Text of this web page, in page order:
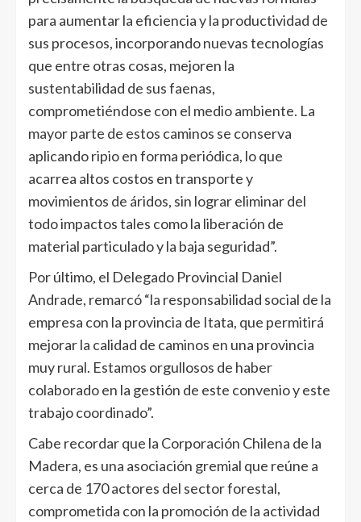
para aumentar la eficiencia y la productividad de
sus procesos, incorporando nuevas tecnologías
que entre otras cosas, mejoren la
sustentabilidad de sus faenas,
comprometiéndose con el medio ambiente. La
mayor parte de estos caminos se conserva
aplicando ripio en forma periódica, lo que
acarrea altos costos en transporte y
movimientos de áridos, sin lograr eliminar del
todo impactos tales como la liberación de
material particulado y la baja seguridad”.
Por último, el Delegado Provincial Daniel
Andrade, remarcó “la responsabilidad social de la
empresa con la provincia de Itata, que permitirá
mejorar la calidad de caminos en una provincia
muy rural. Estamos orgullosos de haber
colaborado en la gestión de este convenio y este
trabajo coordinado”.
Cabe recordar que la Corporación Chilena de la
Madera, es una asociación gremial que reúne a
cerca de 170 actores del sector forestal,
comprometida con la promoción de la actividad